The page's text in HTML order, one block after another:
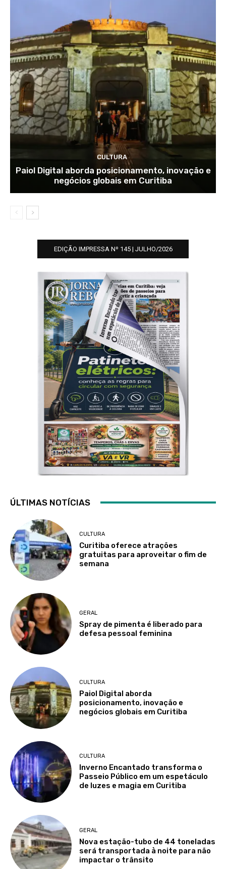
CULTURA
Paiol Digital aborda posicionamento, inovação e
negócios globais em Curitiba
EDIÇÃO IMPRESSA Nº 145 | JULHO/2026
ÚLTIMAS NOTÍCIAS
CULTURA
Curitiba oferece atrações
gratuitas para aproveitar o fim de
semana
GERAL
Spray de pimenta é liberado para
defesa pessoal feminina
CULTURA
Paiol Digital aborda
posicionamento, inovação e
negócios globais em Curitiba
CULTURA
Inverno Encantado transforma o
Passeio Público em um espetáculo
de luzes e magia em Curitiba
GERAL
Nova estação-tubo de 44 toneladas
será transportada à noite para não
impactar o trânsito